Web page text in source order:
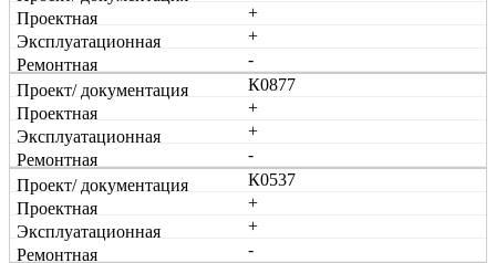
+
+
-
К0877
+
+
-
К0537
+
+
-